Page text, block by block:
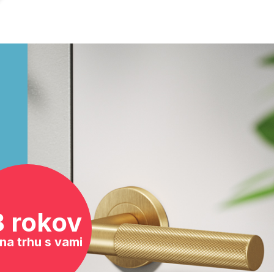
rokov
trhu s vami